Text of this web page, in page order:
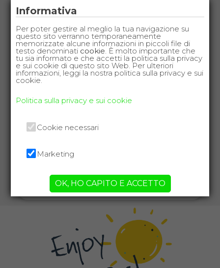
Carrozzine ortopediche
Carrozzina ortopedica con
prolungato e reggigambe.
GUARDA
Informativa
Per poter gestire al meglio la tua navigazione su
questo sito verranno temporaneamente
memorizzate alcune informazioni in piccoli file di
testo denominati cookie. È molto importante che
tu sia informato e che accetti la politica sulla privacy
e sui cookie di questo sito Web. Per ulteriori
informazioni, leggi la nostra politica sulla privacy e sui
cookie.
Politica sulla privacy e sui cookie
Cookie necessari
Marketing
OK, HO CAPITO E ACCETTO